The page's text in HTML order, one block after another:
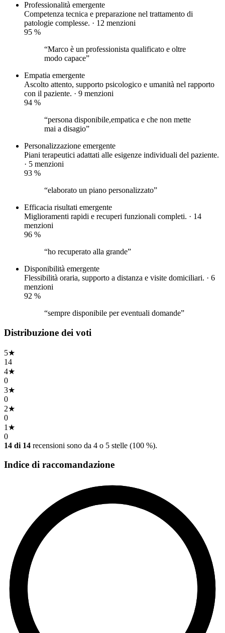
Professionalità emergente
Competenza tecnica e preparazione nel trattamento di
patologie complesse. · 12 menzioni
95 %
“Marco è un professionista qualificato e oltre
modo capace”
Empatia emergente
Ascolto attento, supporto psicologico e umanità nel rapporto
con il paziente. · 9 menzioni
94 %
“persona disponibile,empatica e che non mette
mai a disagio”
Personalizzazione emergente
Piani terapeutici adattati alle esigenze individuali del paziente.
· 5 menzioni
93 %
“elaborato un piano personalizzato”
Efficacia risultati emergente
Miglioramenti rapidi e recuperi funzionali completi. · 14
menzioni
96 %
“ho recuperato alla grande”
Disponibilità emergente
Flessibilità oraria, supporto a distanza e visite domiciliari. · 6
menzioni
92 %
“sempre disponibile per eventuali domande”
Distribuzione dei voti
5★
14
4★
0
3★
0
2★
0
1 ★
0
14 di 14 recensioni sono da 4 o 5 stelle (100 %).
Indice di raccomandazione